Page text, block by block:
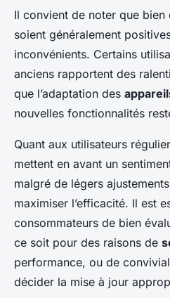
Il convient de noter que bien
soient généralement
inconvénients. Certains
anciens rapportent des
que l’adaptation des
nouvelles fonctionnalités
Quant aux utilisateurs
mettent en avant un
malgré de légers
maximiser l’efficacité. Il est
consommateurs de bien
ce soit pour des raisons de
performance, ou de
décider la mise à jour